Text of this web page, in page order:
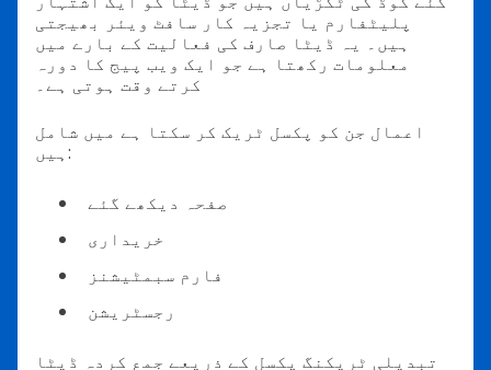
پلیٹفارم یا تجزیہ کار سافٹ ویئر بھیجتی
ہیں۔ یہ ڈیٹا صارف کی فعالیت کے بارے میں
معلومات رکھتا ہے جو ایک ویب پیج کا دورہ
کرتے وقت ہوتی ہے۔
اعمال جن کو پکسل ٹریک کر سکتا ہے میں شامل
ہیں:
صفحہ دیکھے گئے
خریداری
فارم سبمٹیشنز
رجسٹریشن
تبدیلی ٹریکنگ پکسل کے ذریعے جمع کردہ ڈیٹا